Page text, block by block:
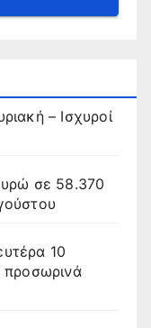
– Ισχυροί
σε 58.370
10
προσωρινά